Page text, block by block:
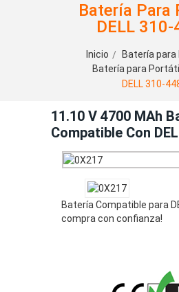
Batería Para
DELL
Inicio
Batería para
Batería para
DELL 310-
11.10 V 4700 MAh
Compatible Con
Batería Compatible para
compra con confianza!